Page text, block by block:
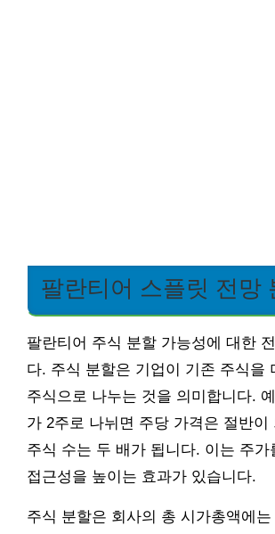
팔란티어 스플릿 전망
팔란티어 주식 분할 가능성에 대한
다. 주식 분할은 기업이 기존 주식을
주식으로 나누는 것을 의미합니다.
가 2주로 나뉘면 주당 가격은 절반이
주식 수는 두 배가 됩니다. 이는 주가
접근성을 높이는 효과가 있습니다.
주식 분할은 회사의 총 시가총액에는